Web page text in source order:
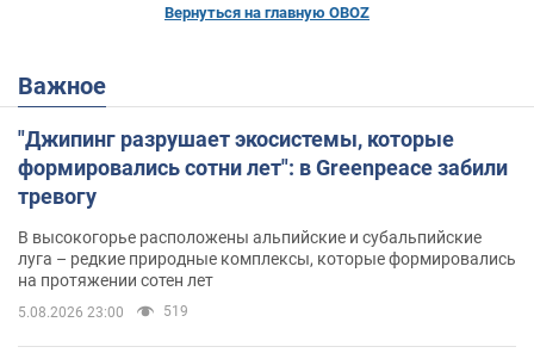
Вернуться на главную OBOZ
Важное
"Джипинг разрушает экосистемы, которые
формировались сотни лет": в Greenpeace забили
тревогу
В высокогорье расположены альпийские и субальпийские
луга – редкие природные комплексы, которые формировались
на протяжении сотен лет
5.08.2026 23:00 519